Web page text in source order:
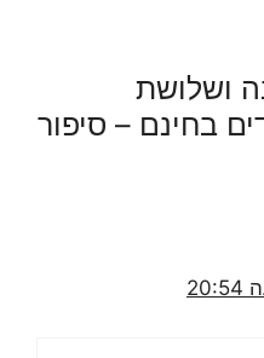
ושלושת
בחינם – סיפור